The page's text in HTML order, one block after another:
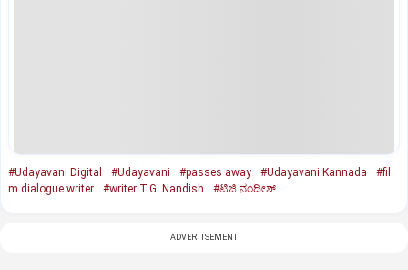
#Udayavani Digital #Udayavani #passes away #Udayavani Kannada
#fil
m dialogue writer
#writer T.G. Nandish #ಟಿಜಿ ನಂದೀಶ್‌
ADVERTISEMENT